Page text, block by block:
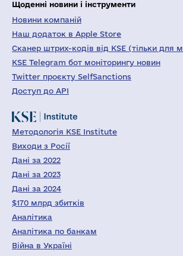
Щоденні новини і інструменти
Новини компаній
Наш додаток в Apple Store
Сканер штрих-кодів від KSE (тільки для
KSE Telegram бот моніторингу новин
Twitter проєкту SelfSanctions
Доступ до API
Методологія KSE Institute
Виходи з Росії
Дані за 2022
Дані за 2023
Дані за 2024
$170 млрд збитків
Аналітика
Аналітика по банкам
Війна в Україні